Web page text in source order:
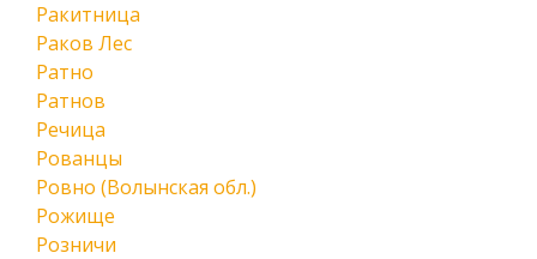
Ракитница
Раков Лес
Ратно
Ратнов
Речица
Рованцы
Ровно (Волынская обл.)
Рожище
Розничи